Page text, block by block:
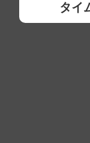
タイ